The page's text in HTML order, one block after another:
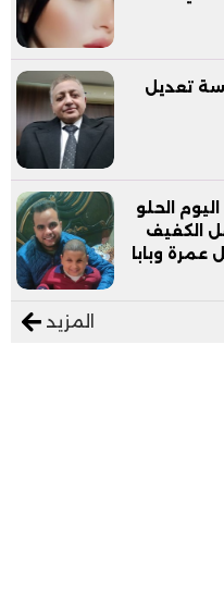
تعديل
الحلو
الكفيف
عمرة وبابا
المزيد